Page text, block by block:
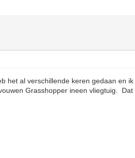
het al verschillende keren gedaan en
Grasshopper ineen vliegtuig. Dat